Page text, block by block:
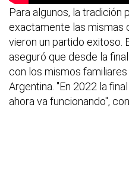
Para algunos, la tradición
exactamente las mismas
vieron un partido exitoso.
aseguró que desde la
con los mismos
Argentina. "En 2022 la
ahora va funcionando",